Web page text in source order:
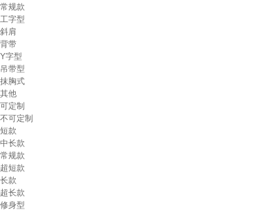
常规款
工字型
斜肩
背带
Y字型
吊带型
抹胸式
其他
可定制
不可定制
短款
中长款
常规款
超短款
长款
超长款
修身型